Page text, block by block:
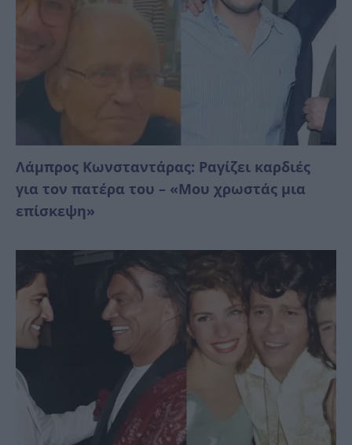
Λάμπρος Κωνσταντάρας: Ραγίζει καρδιές
για τον πατέρα του – «Μου χρωστάς μια
επίσκεψη»